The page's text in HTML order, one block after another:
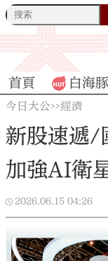
首頁 白海豚
今日大公>>經濟
新股速遞/
加強AI衛
2026.06.15 04:26